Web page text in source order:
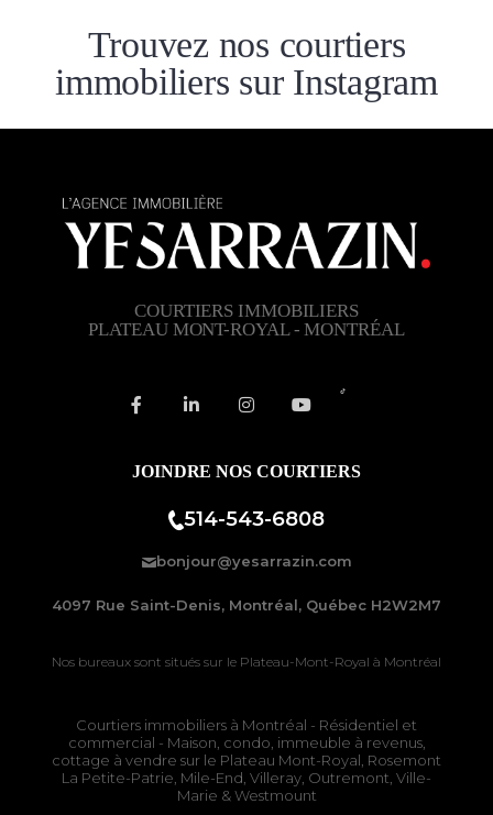
Trouvez nos courtiers
immobiliers sur Instagram
COURTIERS IMMOBILIERS
PLATEAU MONT-ROYAL - MONTRÉAL
JOINDRE NOS COURTIERS
514-543-6808
bonjour@yesarrazin.com
4097 Rue Saint-Denis, Montréal, Québec H2W2M7
Nos bureaux sont situés sur le Plateau-Mont-Royal à Montréal
Courtiers immobiliers à Montréal - Résidentiel et
commercial - Maison, condo, immeuble à revenus,
cottage à vendre sur le Plateau Mont-Royal Rosemont
La Petite-Patrie , Mile-End, Villeray, Outremont, Ville-
Marie & Westmount